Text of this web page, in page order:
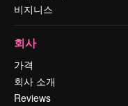
비지니스
회사
가격
회사 소개
Reviews